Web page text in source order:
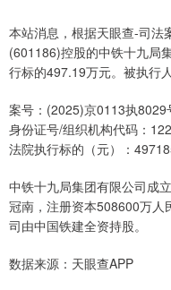
本站消息，根据天眼查-司法
(601186)控股的中铁十九局
行标的497.19万元。被执行
案号：(2025)京0113执8029
身份证号/组织机构代码：
法院执行标的（元）：
中铁十九局集团有限公司成
冠南，注册资本508600万人
司由中国铁建全资持股。
数据来源：天眼查APP